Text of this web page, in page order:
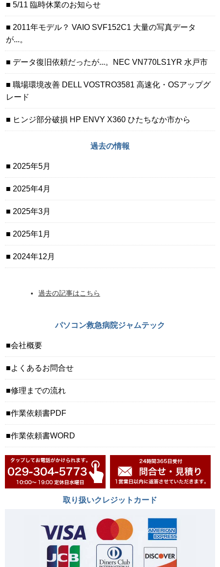
5/11 臨時休業のお知らせ
2011年モデル？ VAIO SVF152C1 大量の写真データ
が...。
データ復旧依頼だったが...。NEC VN770LS1YR 水戸市
職場環境改善 DELL VOSTRO3581 高速化・OSアップグ
レード
ヒンジ部分破損 HP ENVY X360 ひたちなか市から
過去の情報
2025年5月
2025年4月
2025年3月
2025年1月
2024年12月
過去の記事はこちら
パソコン救急病院ジャムテック
会社概要
よくあるお問合せ
修理までの流れ
作業依頼書PDF
作業依頼書WORD
取り扱いクレジットカード